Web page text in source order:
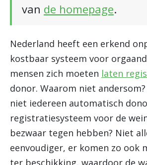
van de homepage.
Nederland heeft een erkend
kostbaar systeem voor
mensen zich moeten laten
donor. Waarom niet
niet iedereen automatisch
registratiesysteem voor de
bezwaar tegen hebben? Niet
eenvoudiger, er komen zo ook
ter beschikking, waardoor de